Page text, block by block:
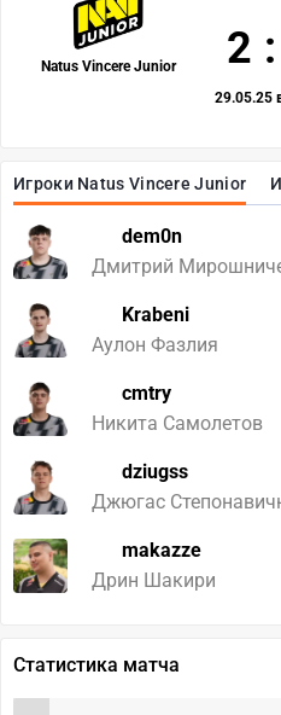
Игроки Natus Vincere Junior
dem0n
Дмитрий
Krabeni
Аулон Фазлия
cmtry
Никита Самолетов
dziugss
Джюгас
makazze
Дрин Шакири
Natus Vincere Junior 2 :
29.05.25
Статистика матча